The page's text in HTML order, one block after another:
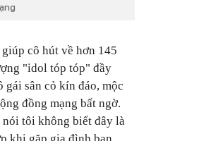
cô hút về hơn 145
"idol tóp tóp" đầy
gái sân cỏ kín đáo, mộc
đồng mạng bất ngờ.
nói tôi không biết đây là